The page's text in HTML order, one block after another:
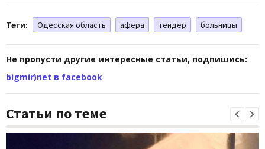
Теги: Одесская область афера тендер больницы
Не пропусти другие интересные статьи, подпишись:
bigmir)net в facebook
Статьи по теме